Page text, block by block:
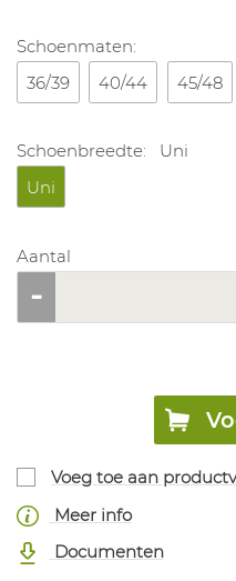
Schoenmaten:
36/39
40/44 45/48
Schoenbreedte:
Uni
Uni
Aantal
Voeg toe aan
Meer info
Documenten